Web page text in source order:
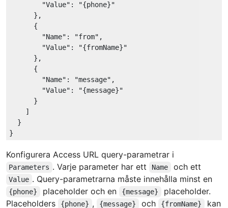
"Value" :
"{phone}"
      },
      {
"Name" : "from" ,
"Value" :
"{fromName}"
      },
      {
"Name" : "message" ,
"Value" :
"{message}"
      }
    ]
  }
Konfigurera Access URL query-parametrar i
Parameters . Varje parameter har ett Name och ett
Value . Query-parametrarna måste innehålla minst en
{phone} placeholder och en {message}
placeholder.
Placeholders
{phone} , {message} och {fromName} kan